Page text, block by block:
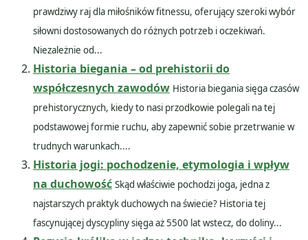
prawdziwy raj dla miłośników fitnessu, oferujący szeroki wybór
siłowni dostosowanych do różnych potrzeb i oczekiwań.
Niezależnie od...
Historia biegania – od prehistorii do
współczesnych zawodów Historia biegania sięga czasów
prehistorycznych, kiedy to nasi przodkowie polegali na tej
podstawowej formie ruchu, aby zapewnić sobie przetrwanie w
trudnych warunkach....
Historia jogi: pochodzenie, etymologia i wpływ
na duchowość Skąd właściwie pochodzi joga, jedna z
najstarszych praktyk duchowych na świecie? Historia tej
fascynującej dyscypliny sięga aż 5500 lat wstecz, do doliny...